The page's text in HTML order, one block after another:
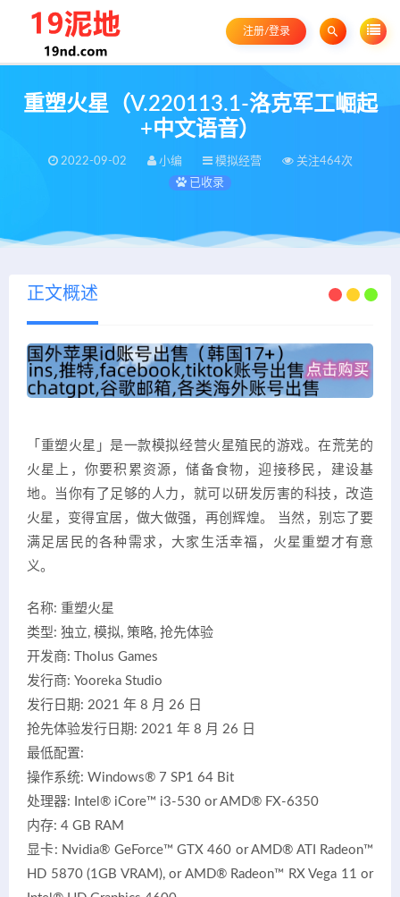
注册/登录
重塑火星（V.220113.1-洛克军工崛起
+中文语音）
2022-09-02 小编 模拟经营
关注464次
已收录
正文概述
「重塑火星」是一款模拟经营火星殖民的游戏。在荒芜的
火星上，你要积累资源，储备食物，迎接移民，建设基
地。当你有了足够的人力，就可以研发厉害的科技，改造
火星，变得宜居，做大做强，再创辉煌。 当然，别忘了要
满足居民的各种需求，大家生活幸福，火星重塑才有意
义。
名称: 重塑火星
类型: 独立, 模拟, 策略, 抢先体验
开发商: Tholus Games
发行商: Yooreka Studio
发行日期: 2021 年 8 月 26 日
抢先体验发行日期: 2021 年 8 月 26 日
最低配置:
操作系统: Windows® 7 SP1 64 Bit
处理器: Intel® iCore™ i3-530 or AMD® FX-6350
内存: 4 GB RAM
显卡: Nvidia® GeForce™ GTX 460 or AMD® ATI Radeon™
HD 5870 (1GB VRAM), or AMD® Radeon™ RX Vega 11 or